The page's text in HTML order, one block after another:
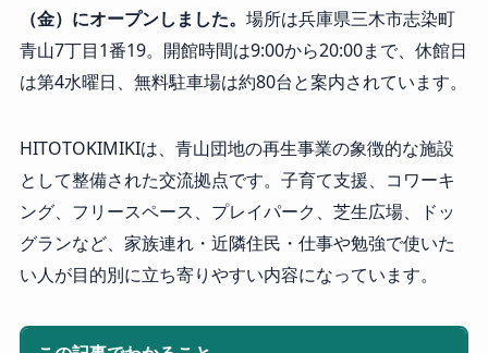
（金）にオープンしました。 場所は兵庫県三木市志染町
青山7丁目1番19。開館時間は9:00から20:00まで、休館日
は第4水曜日、無料駐車場は約80台と案内されています。
HITOTOKIMIKIは、青山団地の再生事業の象徴的な施設
として整備された交流拠点です。子育て支援、コワーキ
ング、フリースペース、プレイパーク、芝生広場、ドッ
グランなど、家族連れ・近隣住民・仕事や勉強で使いた
い人が目的別に立ち寄りやすい内容になっています。